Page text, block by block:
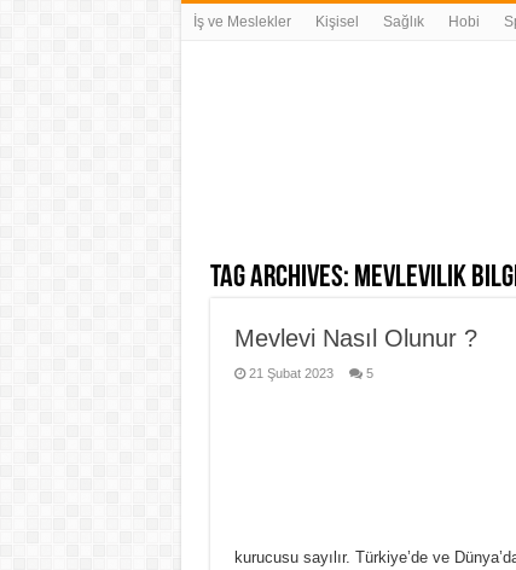
İş ve Meslekler Kişisel Sağlık Hobi
Tag Archives: Mevlevilik
Mevlevi Nasıl Olunur ?
21 Şubat 2023 5
kurucusu sayılır. Türkiye’de ve